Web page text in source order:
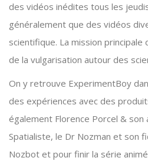
des vidéos inédites tous les
généralement que des vidéos
scientifique. La mission principale
de la vulgarisation autour des
On y retrouve ExperimentBoy
des expériences avec des
également Florence Porcel &
Spatialiste, le Dr Nozman et son
Nozbot et pour finir la série